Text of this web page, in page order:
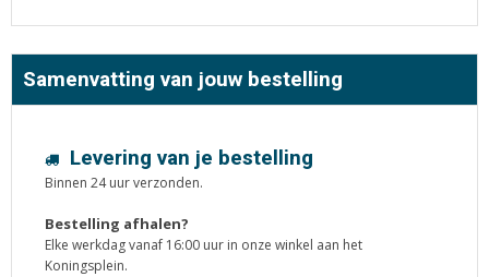
Samenvatting van jouw bestelling
Levering van je bestelling
Binnen 24 uur verzonden.
Bestelling afhalen?
Elke werkdag vanaf 16:00 uur in onze winkel aan het
Koningsplein.